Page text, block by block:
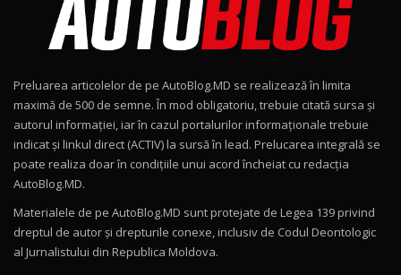
Noul Geely EX2 / Test Drive AutoBlog.MD
15:22
Mercedes-AMG E 53 HYBRID 4MATIC+ / Test
Drive AutoBlog.MD
16:27
11
Noul Volvo ES90 / Test Drive AutoBlog.MD
12
Noul MG HS / Test Drive AutoBlog.MD
16:48
Preluarea articolelor de pe AutoBlog.MD se realizează în limita
maximă de 500 de semne. În mod obligatoriu, trebuie citată sursa și
autorul informației, iar în cazul portalurilor informaționale trebuie
indicat și linkul direct (ACTIV) la sursă în lead. Prelucarea integrală se
poate realiza doar în condițiile unui acord încheiat cu redacţia
AutoBlog.MD.
Materialele de pe AutoBlog.MD sunt protejate de Legea 139 privind
dreptul de autor și drepturile conexe, inclusiv de Codul Deontologic
al Jurnalistului din Republica Moldova.